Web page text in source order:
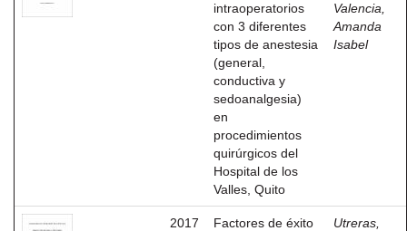
intraoperatorios
con 3 diferentes
tipos de anestesia
(general,
conductiva y
sedoanalgesia)
en
procedimientos
quirúrgicos del
Hospital de los
Valles, Quito
Valencia,
Amanda
Isabel
2017
Factores de éxito
Utreras,